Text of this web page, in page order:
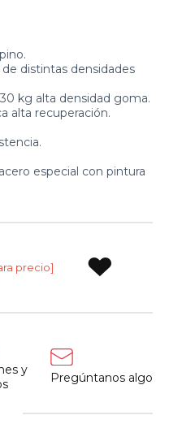
distintas densidades
kg alta densidad goma.
alta recuperación.
especial con pintura
precio]
y
Pregúntanos algo